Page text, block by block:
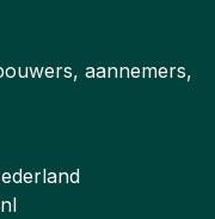
aannemers,